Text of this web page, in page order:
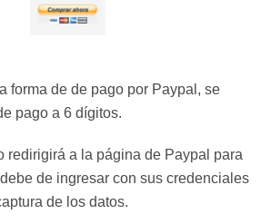
forma de de pago por Paypal, se
pago a 6 dígitos.
redirigirá a la página de Paypal para
de ingresar con sus credenciales
de los datos.